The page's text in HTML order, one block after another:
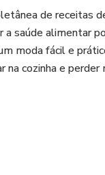
de receitas
a saúde alimentar
moda fácil e
na cozinha e